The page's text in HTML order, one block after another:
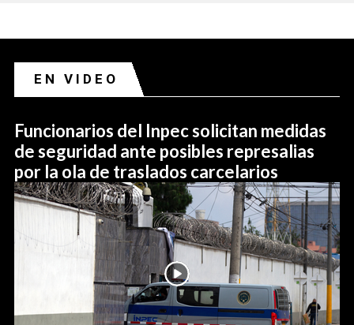
EN VIDEO
Funcionarios del Inpec solicitan medidas
de seguridad ante posibles represalias
por la ola de traslados carcelarios